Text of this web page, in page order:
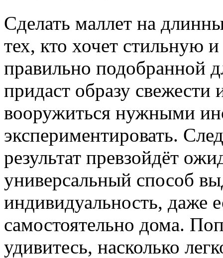
Сделать маллет на
тех, кто хочет стильную
правильно подобранной
придаст образу
вооружиться нужными
экспериментировать.
результат превзойдёт
универсальный способ
индивидуальность, даже
самостоятельно дома.
удивитесь, насколько